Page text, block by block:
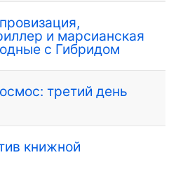
и марсианская
с Гибридом
третий день
книжной